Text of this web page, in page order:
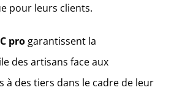
pour leurs clients.
pro garantissent la
des artisans face aux
à des tiers dans le cadre de leur